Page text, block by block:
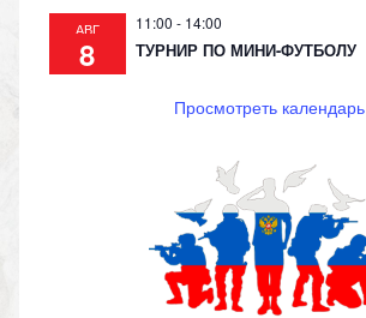
АВГ
8
11:00 - 14:00
ТУРНИР ПО МИНИ-ФУТБОЛУ
Просмотреть календарь